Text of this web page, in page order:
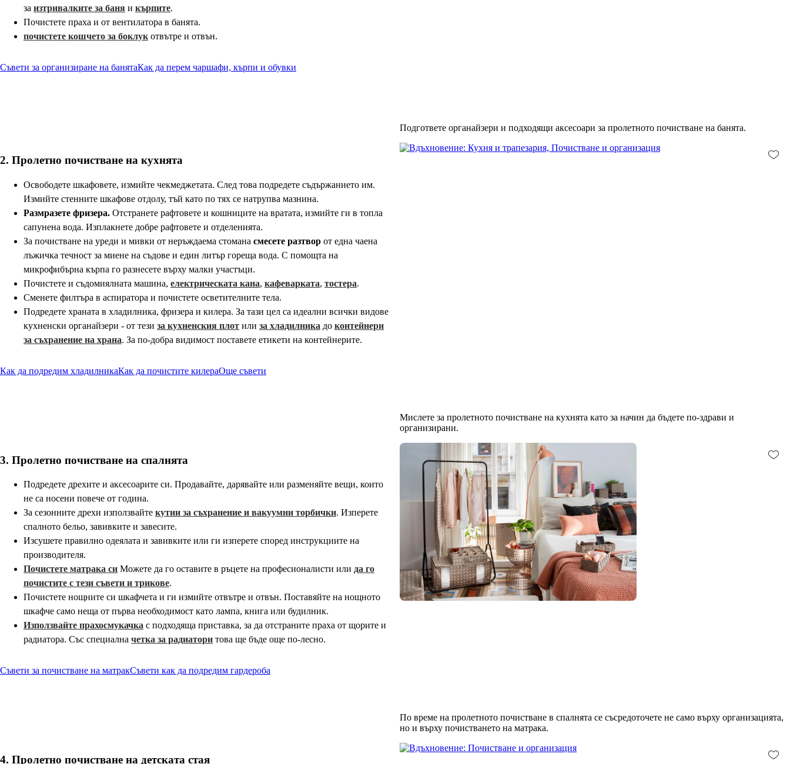
за изтривалките за баня и кърпите.
Почистете праха и от вентилатора в банята.
почистете кошчето за боклук отвътре и отвън.
Съвети за организиране на банятаКак да перем чаршафи, кърпи и обувки
Подгответе органайзери и подходящи аксесоари за пролетното почистване на банята.
2. Пролетно почистване на кухнята
Освободете шкафовете, измийте чекмеджетата. След това подредете съдържанието им.
Измийте стенните шкафове отдолу, тъй като по тях се натрупва мазнина.
Размразете фризера. Отстранете рафтовете и кошниците на вратата, измийте ги в топла
сапунена вода. Изплакнете добре рафтовете и отделенията.
За почистване на уреди и мивки от неръждаема стомана смесете разтвор от една чаена
лъжичка течност за миене на съдове и един литър гореща вода. С помощта на
микрофибърна кърпа го разнесете върху малки участъци.
Почистете и съдомиялната машина, електрическата кана, кафеварката, тостера.
Сменете филтъра в аспиратора и почистете осветителните тела.
Подредете храната в хладилника, фризера и килера. За тази цел са идеални всички видове
кухненски органайзери - от тези за кухненския плот или за хладилника до контейнери
за съхранение на храна. За по-добра видимост поставете етикети на контейнерите.
Как да подредим хладилникаКак да почистите килераОще съвети
Мислете за пролетното почистване на кухнята като за начин да бъдете по-здрави и
организирани.
3. Пролетно почистване на спалнята
Подредете дрехите и аксесоарите си. Продавайте, дарявайте или разменяйте вещи, които
не са носени повече от година.
За сезонните дрехи използвайте кутии за съхранение и вакуумни торбички. Изперете
спалното бельо, завивките и завесите.
Изсушете правилно одеялата и завивките или ги изперете според инструкциите на
производителя.
Почистете матрака си Можете да го оставите в ръцете на професионалисти или да го
почистите с тези съвети и трикове.
Почистете нощните си шкафчета и ги измийте отвътре и отвън. Поставяйте на нощното
шкафче само неща от първа необходимост като лампа, книга или будилник.
Използвайте прахосмукачка с подходяща приставка, за да отстраните праха от щорите и
радиатора. Със специална четка за радиатори това ще бъде още по-лесно.
Съвети за почистване на матракСъвети как да подредим гардероба
По време на пролетното почистване в спалнята се съсредоточете не само върху организацията,
но и върху почистването на матрака.
4. Пролетно почистване на детската стая